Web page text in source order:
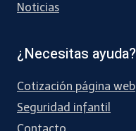
Noticias
¿Necesitas ayuda?
Cotización página web
Seguridad infantil